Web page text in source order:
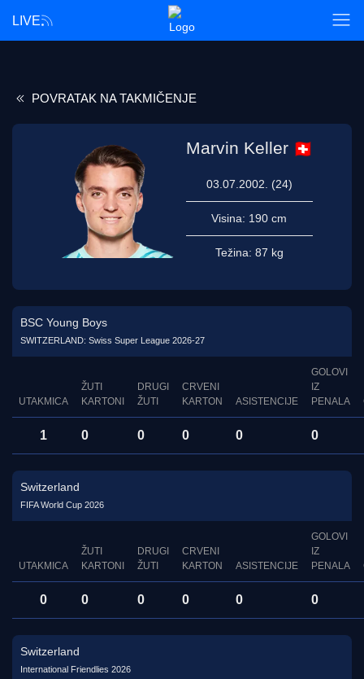
LIVE
POVRATAK NA TAKMIČENJE
Marvin Keller
03.07.2002. (24)
Visina: 190 cm
Težina: 87 kg
BSC Young Boys
SWITZERLAND: Swiss Super League 2026-27
UTAKMICA
ŽUTI
KARTONI
DRUGI
ŽUTI
CRVENI
KARTON
ASISTENCIJE
GOLOVI
IZ
PENALA
1 0 0 0 0 0
Switzerland
FIFA World Cup 2026
UTAKMICA
ŽUTI
KARTONI
DRUGI
ŽUTI
CRVENI
KARTON
ASISTENCIJE
GOLOVI
IZ
PENALA
0 0 0 0 0 0
Switzerland
International Friendlies 2026